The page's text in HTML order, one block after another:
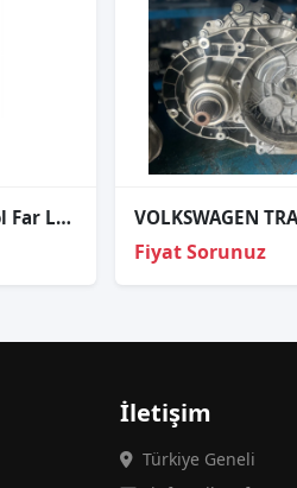
Toyota Corolla AE92 Sol Far Lambası Manuel 1987-1992
Fiyat Sorunuz
İletişim
Türkiye Geneli